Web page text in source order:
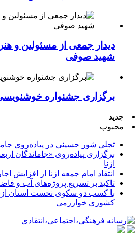
دیدار جمعی از مسئولین و
شهید صوفی
برگزاری جشنواره
جدید
محبوب
تجلی شور حسینی در پیاده‌روی
برگزاری پیاده‌روی «جاماندگان
ازنا
انتقاد امام جمعه ازنا از افزایش
تاکید بر تسریع پروژه‌های آب و
با کسب دو سکوی نخست استان
کشوری خوارزمی